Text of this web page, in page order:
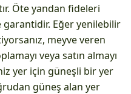
Öte yandan fideleri
Eğer yenilebilir
meyve veren
veya satın almayı
yer için güneşli bir yer
güneş alan yer